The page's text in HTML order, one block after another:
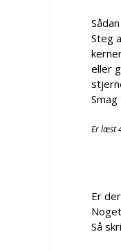
Steg
eller
Er læst
Er
Så